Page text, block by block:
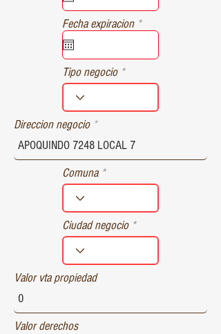
u
i
d
Fecha expiracion *r
e
u
r
d
Tipo negocio
Direccion negocio
Comuna
Ciudad negocio
Valor vta propiedad
Valor derechos